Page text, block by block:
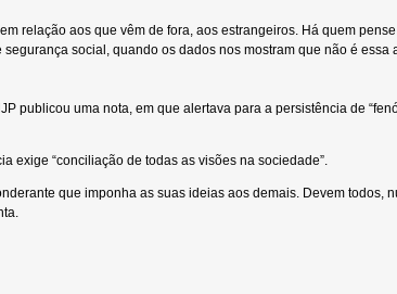
relação aos que vêm de fora, aos estrangeiros. Há quem
social, quando os dados nos mostram que não é essa
publicou uma nota, em que alertava para a persistência de
exige “conciliação de todas as visões na sociedade”.
que imponha as suas ideias aos demais. Devem todos,